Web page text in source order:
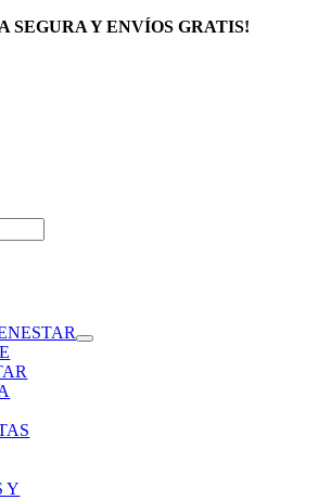
SEGURA Y ENVÍOS GRATIS!
Y